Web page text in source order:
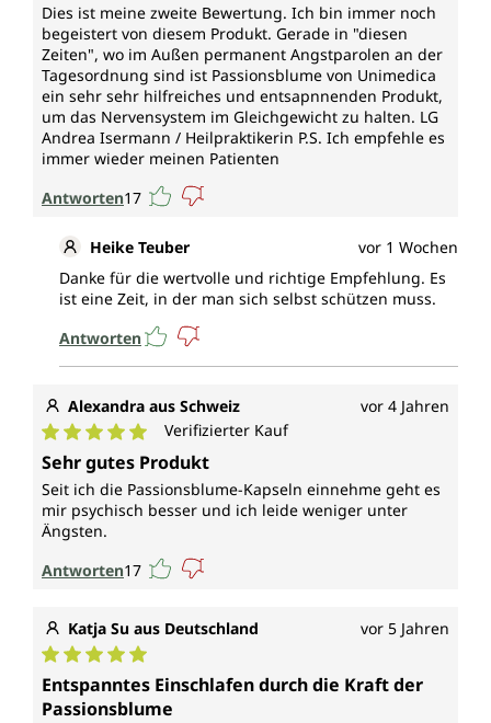
Dies ist meine zweite Bewertung. Ich bin immer noch
begeistert von diesem Produkt. Gerade in "diesen
Zeiten", wo im Außen permanent Angstparolen an der
Tagesordnung sind ist Passionsblume von Unimedica
ein sehr sehr hilfreiches und entsapnnenden Produkt,
um das Nervensystem im Gleichgewicht zu halten. LG
Andrea Isermann / Heilpraktikerin P.S. Ich empfehle es
immer wieder meinen Patienten
Antworten17
Heike Teuber
vor 1 Wochen
Danke für die wertvolle und richtige Empfehlung. Es
ist eine Zeit, in der man sich selbst schützen muss.
Antworten
Alexandra aus Schweiz vor 4 Jahren
Durchschnittliche Bewertung von 5 von 5 Sternen
Verifizierter Kauf
Sehr gutes Produkt
Seit ich die Passionsblume-Kapseln einnehme geht es
mir psychisch besser und ich leide weniger unter
Ängsten.
Antworten17
Katja Su aus Deutschland vor 5 Jahren
Durchschnittliche Bewertung von 5 von 5 Sternen
Entspanntes Einschlafen durch die Kraft der
Passionsblume